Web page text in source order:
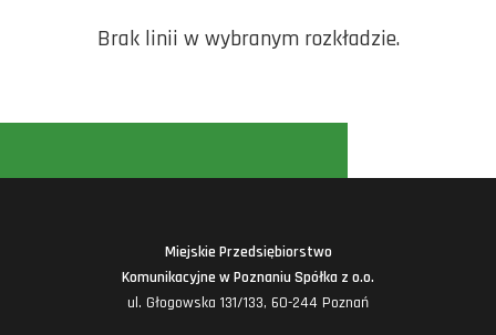
Brak linii w wybranym rozkładzie.
Miejskie Przedsiębiorstwo
Komunikacyjne w Poznaniu Spółka z o.o.
ul. Głogowska 131/133, 60-244 Poznań